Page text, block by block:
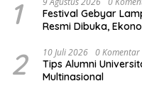
1
Festival Gebyar
Resmi Dibuka,
2 10 Juli 2026 0 Komentar
Tips Alumni
Multinasional